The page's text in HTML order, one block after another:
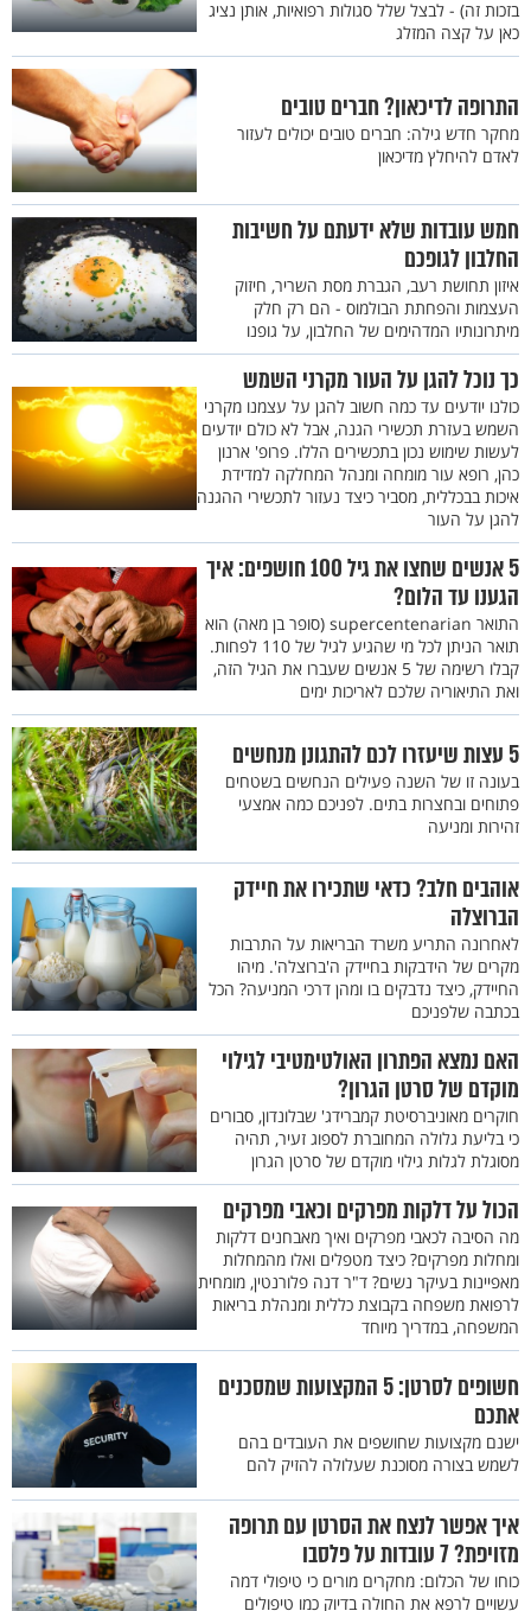
בזכות זה) - לבצל שלל סגולות רפואיות, אותן נציג
כאן על קצה המזלג
התרופה לדיכאון? חברים טובים
מחקר חדש גילה: חברים טובים יכולים לעזור
לאדם להיחלץ מדיכאון
חמש עובדות שלא ידעתם על חשיבות
החלבון לגופכם
איזון תחושת רעב, הגברת מסת השריר, חיזוק
העצמות והפחתת הבולמוס - הם רק חלק
מיתרונותיו המדהימים של החלבון, על גופנו
כך נוכל להגן על העור מקרני השמש
כולנו יודעים עד כמה חשוב להגן על עצמנו מקרני
השמש בעזרת תכשירי הגנה, אבל לא כולם יודעים
לעשות שימוש נכון בתכשירים הללו. פרופ' ארנון
כהן, רופא עור מומחה ומנהל המחלקה למדידת
איכות בבכללית, מסביר כיצד נעזור לתכשירי ההגנה
להגן על העור
5 אנשים שחצו את גיל 100 חושפים: איך
הגענו עד הלום?
התואר supercentenarian (סופר בן מאה) הוא
תואר הניתן לכל מי שהגיע לגיל של 110 לפחות.
קבלו רשימה של 5 אנשים שעברו את הגיל הזה,
ואת התיאוריה שלכם לאריכות ימים
5 עצות שיעזרו לכם להתגונן מנחשים
בעונה זו של השנה פעילים הנחשים בשטחים
פתוחים ובחצרות בתים. לפניכם כמה אמצעי
זהירות ומניעה
אוהבים חלב? כדאי שתכירו את חיידק
הברוצלה
לאחרונה התריע משרד הבריאות על התרבות
מקרים של הידבקות בחיידק ה'ברוצלה'. מיהו
החיידק, כיצד נדבקים בו ומהן דרכי המניעה? הכל
בכתבה שלפניכם
האם נמצא הפתרון האולטימטיבי לגילוי
מוקדם של סרטן הגרון?
חוקרים מאוניברסיטת קמברידג' שבלונדון, סבורים
כי בליעת גלולה המחוברת לספוג זעיר, תהיה
מסוגלת לגלות גילוי מוקדם של סרטן הגרון
הכול על דלקות מפרקים וכאבי מפרקים
מה הסיבה לכאבי מפרקים ואיך מאבחנים דלקות
ומחלות מפרקים? כיצד מטפלים ואלו מהמחלות
מאפיינות בעיקר נשים? ד"ר דנה פלורנטין, מומחית
לרפואת משפחה בקבוצת כללית ומנהלת בריאות
המשפחה, במדריך מיוחד
חשופים לסרטן: 5 המקצועות שמסכנים
אתכם
ישנם מקצועות שחושפים את העובדים בהם
לשמש בצורה מסוכנת שעלולה להזיק להם
איך אפשר לנצח את הסרטן עם תרופה
מזויפת? 7 עובדות על פלסבו
כוחו של הכלום: מחקרים מורים כי טיפולי דמה
עשויים לרפא את החולה בדיוק כמו טיפולים